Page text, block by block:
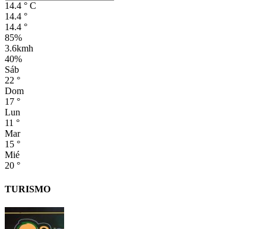
14.4 ° C
14.4 °
14.4 °
85%
3.6kmh
40%
Sáb
22 °
Dom
17 °
Lun
11 °
Mar
15 °
Mié
20 °
TURISMO